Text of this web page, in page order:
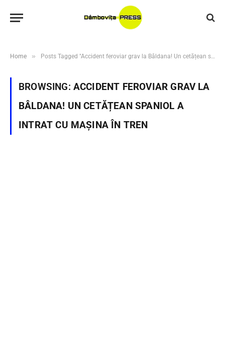
Home » Posts Tagged "Accident feroviar grav la Bâldana! Un cetățean spaniol a intrat cu mașina în tren"
BROWSING: ACCIDENT FEROVIAR GRAV LA
BÂLDANA! UN CETĂȚEAN SPANIOL A
INTRAT CU MAȘINA ÎN TREN